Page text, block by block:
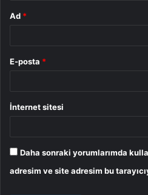
Ad *
E-posta *
İnternet sitesi
Daha sonraki yorumlarımda
adresim ve site adresim bu